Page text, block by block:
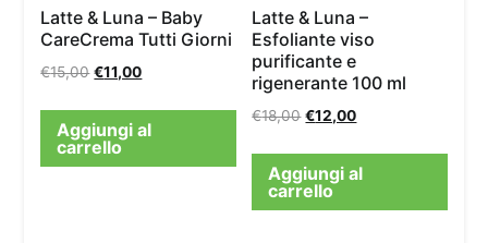
Latte & Luna – Baby
CareCrema Tutti Giorni
€15,00 €11,00
Aggiungi al
carrello
Latte & Luna –
Esfoliante viso
purificante e
rigenerante 100 ml
€18,00 €12,00
Aggiungi al
carrello